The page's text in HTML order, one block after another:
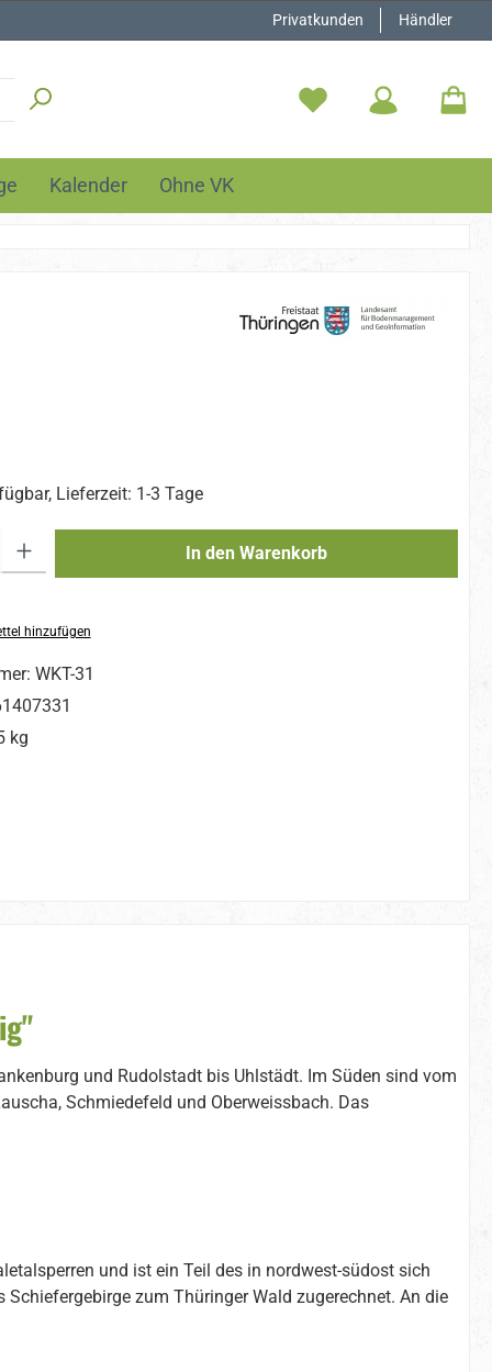
Privatkunden Händler
Kalender Ohne VK
Lieferzeit: 1-3 Tage
Gib den gewünschten Wert ein oder benutze die Schaltflächen um die
In den Warenkorb
hinzufügen
WKT-31
kg
und Rudolstadt bis Uhlstädt. Im Süden sind vom
Schmiedefeld und Oberweissbach. Das
und ist ein Teil des in nordwest-südost sich
zum Thüringer Wald zugerechnet. An die